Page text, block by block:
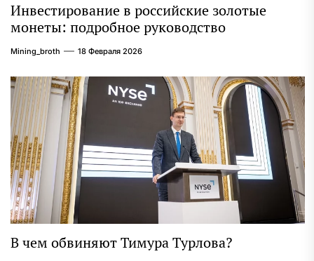
Инвестирование в российские золотые
монеты: подробное руководство
Mining_broth 18 Февраля 2026
В чем обвиняют Тимура Турлова?